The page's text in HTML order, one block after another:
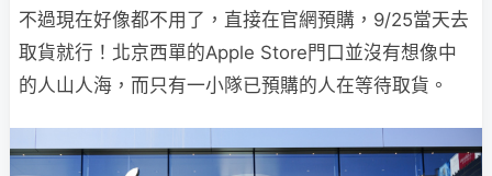
不過現在好像都不用了，直接在官網預購，9/25當天去
取貨就行！北京西單的Apple Store門口並沒有想像中
的人山人海，而只有一小隊已預購的人在等待取貨。